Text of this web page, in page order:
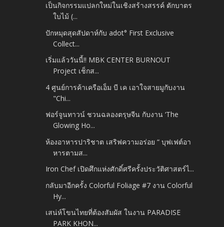
เป็นกิจกรรมแปลกใหม่ในเชิงสร้างสรรค์ ตักบาตร
ใบไม้ (...
ปักหมุดสุดสัปดาห์กับ adot° First Exclusive
Collect...
เริ่มแล้ววันนี้!! MBK CENTER BURNOUT
Project เช็กส...
4 ศูนย์การค้าเครือเอ็ม บี เค เอาใจสายมูกับงาน
"Chi...
ฟอร์จูนทาวน์ ชวนฉลองตรุษจีน กับงาน ‘The
Glowing Ho...
ห้องอาหารปาริชาต เสริฟความอร่อย “ บุฟเฟต์อา
หารตามส...
Iron Chef เปิดศึกแห่งศักดิ์ศรีครั้งประวัติศาสตร์ไ...
กลับมาอีกครั้ง Colorful Foliage #7 งาน Colorful
Hy...
เสน่ห์โขนไทยที่ต้องสัมผัส ในงาน PARADISE
PARK KHON...